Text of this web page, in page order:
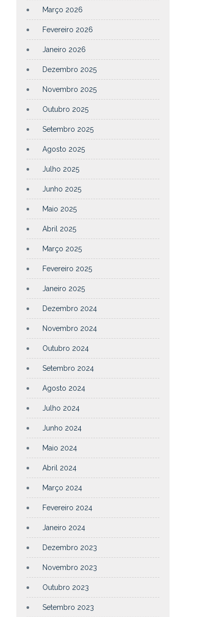
Março 2026
Fevereiro 2026
Janeiro 2026
Dezembro 2025
Novembro 2025
Outubro 2025
Setembro 2025
Agosto 2025
Julho 2025
Junho 2025
Maio 2025
Abril 2025
Março 2025
Fevereiro 2025
Janeiro 2025
Dezembro 2024
Novembro 2024
Outubro 2024
Setembro 2024
Agosto 2024
Julho 2024
Junho 2024
Maio 2024
Abril 2024
Março 2024
Fevereiro 2024
Janeiro 2024
Dezembro 2023
Novembro 2023
Outubro 2023
Setembro 2023